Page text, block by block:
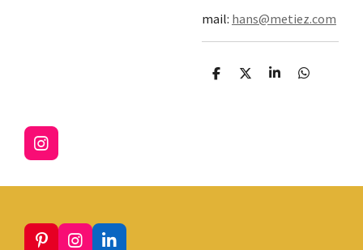
mail: hans@metiez.com
D
D
S
D
I
n
g
r
P I L